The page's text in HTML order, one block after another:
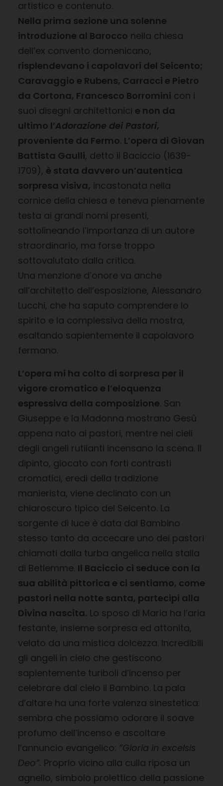
artistico e contenuto.
Nella prima sezione una solenne
introduzione al Barocco nella chiesa
dell’ex convento domenicano,
risplendevano i capolavori del Seicento;
Caravaggio e Rubens, Carracci e Pietro
da Cortona, Francesco Borromini con i
suoi disegni architettonici e non da
ultimo l’Adorazione dei Pastori,
proveniente da Fermo. L’opera di Giovan
Battista Gaulli, detto il Baciccio (1639-
1709), è stata davvero un’autentica
sorpresa visiva, incastonata nella
cornice della chiesa e teneva pienamente
testa ai grandi nomi presenti,
sottolineando l’importanza di un autore
straordinario, ma forse troppo
sottovalutato dalla critica.
Una menzione d’onore va anche
all’architetto dell’esposizione, Alessandro
Lucchi, che ha saputo comprendere lo
spirito e la complessiva della mostra,
esaltando sapientemente il capolavoro
fermano.
L’opera mi ha colto di sorpresa per il
vigore cromatico e l’eloquenza
espressiva della composizione. San
Giuseppe e la Madonna mostrano Gesù
appena nato ai pastori, mentre nei cieli
degli angeli rutilanti incensano la scena. Il
dipinto, giocato con forti contrasti
cromatici, eredi della tradizione
manierista, viene declinato con un
chiaroscuro tipico del Seicento. La
sorgente di luce è data dal Bambino
stesso tanto da accecare uno dei pastori
chiamati dalla turba angelica nella stalla
di Betlemme. Il Baciccio ci seduce con la
sua abilità pittorica e ci sentiamo, come
pastori nella notte santa, partecipi alla
Divina nascita. Lo sposo di Maria ha l’aria
festante, insieme sorpresa ed attonita,
velato da una mistica dolcezza. Incredibili
gli angeli in cielo che gestiscono
sapientemente turiboli d’incenso per
celebrare dal cielo il Bambino. La pala
d’altare ha una forte valenza sinestetica:
sembra che possiamo odorare il soave
profumo dell’incenso e ascoltare
l’annuncio evangelico: “Gloria in excelsis
Deo”. Proprio vicino alla culla riposa un
agnello, simbolo prolettico della passione